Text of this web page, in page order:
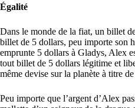
Égalité
Dans le monde de la fiat, un billet
billet de 5 dollars, peu importe son
emprunte 5 dollars à Gladys, Alex
tout billet de 5 dollars légitime et
même devise sur la planète à titre
Peu importe que l’argent d’Alex